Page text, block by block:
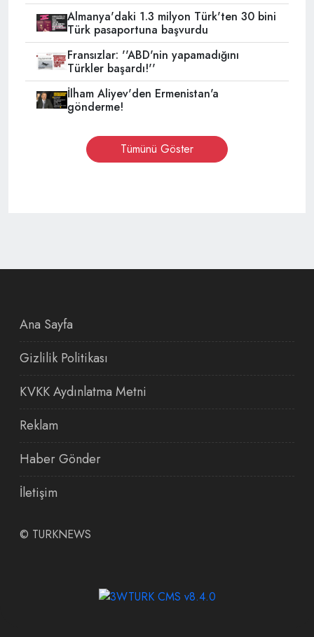
Almanya'daki 1.3 milyon Türk'ten 30 bini
Türk pasaportuna başvurdu
Fransızlar: ''ABD'nin yapamadığını
Türkler başardı!''
İlham Aliyev'den Ermenistan'a
gönderme!
Tümünü Göster
Ana Sayfa
Gizlilik Politikası
KVKK Aydınlatma Metni
Reklam
Haber Gönder
İletişim
© TURKNEWS